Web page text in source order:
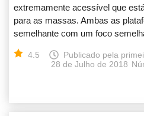
extremamente acessível que
para as massas. Ambas as
semelhante com um foco
4.5
Publicado pela
28 de Julho de 2018